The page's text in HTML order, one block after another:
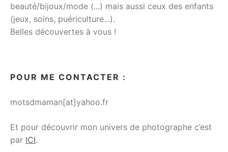
beauté/bijoux/mode (...) mais aussi ceux des enfants
(jeux, soins, puériculture...).
Belles découvertes à vous !
POUR ME CONTACTER :
motsdmaman[at]yahoo.fr
Et pour découvrir mon univers de photographe c’est
par ICI.